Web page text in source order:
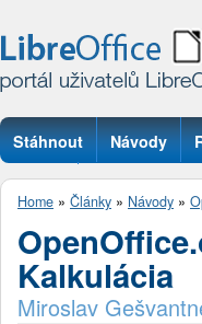
Stáhnout Návody
Otázky
Home » Články » Návody »
Kalkulácia
Miroslav